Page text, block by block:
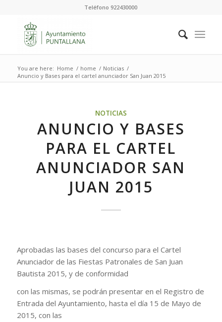
Teléfono 922430000
You are here: Home / home / Noticias /
Anuncio y Bases para el cartel anunciador San Juan 2015
NOTICIAS
ANUNCIO Y BASES
PARA EL CARTEL
ANUNCIADOR SAN
JUAN 2015
Aprobadas las bases del concurso para el Cartel
Anunciador de las Fiestas Patronales de San Juan
Bautista 2015, y de conformidad
con las mismas, se podrán presentar en el Registro de
Entrada del Ayuntamiento, hasta el día 15 de Mayo de
2015, con las